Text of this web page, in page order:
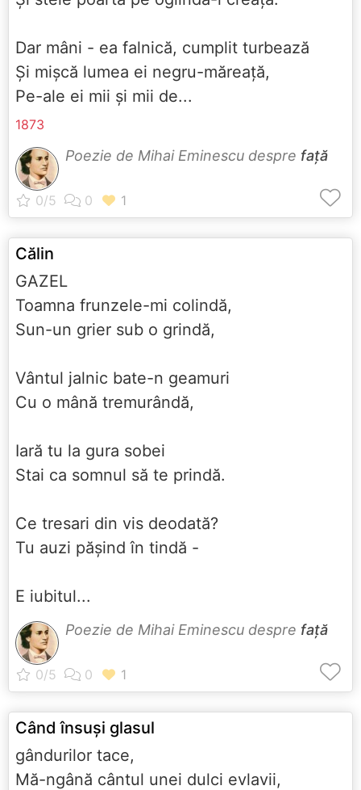
Dar mâni - ea falnică, cumplit turbează
Şi mişcă lumea ei negru-măreaţă,
Pe-ale ei mii şi mii de...
1873
Poezie de Mihai Eminescu despre față
Călin
GAZEL
Toamna frunzele-mi colindă,
Sun-un grier sub o grindă,
Vântul jalnic bate-n geamuri
Cu o mână tremurândă,
Iară tu la gura sobei
Stai ca somnul să te prindă.
Ce tresari din vis deodată?
Tu auzi pășind în tindă -
E iubitul...
Poezie de Mihai Eminescu despre față
Când însuşi glasul
gândurilor tace,
Mă-ngână cântul unei dulci evlavii,